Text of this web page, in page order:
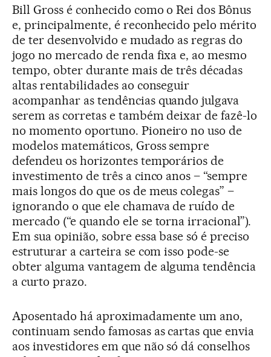
Bill Gross é conhecido como o Rei dos Bônus
e, principalmente, é reconhecido pelo mérito
de ter desenvolvido e mudado as regras do
jogo no mercado de renda fixa e, ao mesmo
tempo, obter durante mais de três décadas
altas rentabilidades ao conseguir
acompanhar as tendências quando julgava
serem as corretas e também deixar de fazê-lo
no momento oportuno. Pioneiro no uso de
modelos matemáticos, Gross sempre
defendeu os horizontes temporários de
investimento de três a cinco anos – “sempre
mais longos do que os de meus colegas” –
ignorando o que ele chamava de ruído de
mercado (“e quando ele se torna irracional”).
Em sua opinião, sobre essa base só é preciso
estruturar a carteira se com isso pode-se
obter alguma vantagem de alguma tendência
a curto prazo.
Aposentado há aproximadamente um ano,
continuam sendo famosas as cartas que envia
aos investidores em que não só dá conselhos